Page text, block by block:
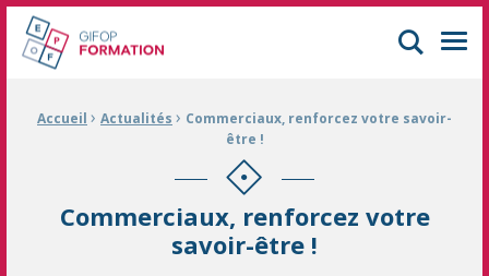
GIFOP Formation Centre de formation continue à Mulhouse
Fil d'Ariane :
Accueil › Actualités › Commerciaux, renforcez votre savoir-
être !
Commerciaux, renforcez votre
savoir-être !